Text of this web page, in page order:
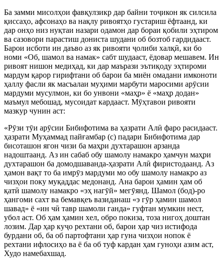
Ба замми мисолҳои фавқулзикр дар байни тоҷикон як силсила
қиссаҳо, афсонаҳо ва нақлу ривоятҳо густариш ёфтаанд, ки
дар онҳо низ нуқтаи назари одамон дар бораи қобили эҳтиром
ва сазовори парастиш дониста шудани об бозтоб гардидааст.
Барои исботи ин даъво аз як ривояти ҷолиби халқӣ, ки бо
номи «Об, шамол ва намак» сабт шудааст, ёдовар мешавем. Ин
ривоят нишон медиҳад, ки дар маърази эътиқоду эҳтироми
мардум қарор гирифтани об барои ба миён омадани имконоти
ҳаллу фасли як масъалаи муҳими марбути маросими арӯсии
мардуми мусулмон, ки бо унвони «маҳр» ё «маҳр додан»
маъмул мебошад, мусоидат кардааст. Мӯҳтавои ривояти
мазкур чунин аст:
«Рӯзи тӯи арӯсии Бибифотима ва ҳазрати Алӣ фаро расидааст.
ҳазрати Муҳаммад пайғамбар (с) падари Бибифотима дар
бисоташон ягон чизи ба маҳри духтарашон арзанда
надоштаанд. Аз ин сабаб обу шамолу намакро ҳамчун маҳри
духтарашон ба домодшаванда-ҳазрати Алӣ фиристодаанд. Аз
ҳамон вақт то ба имрӯз мардуми мо обу шамолу намакро аз
чизҳои поку муқаддас медонанд. Ана барои ҳамин ҳам об
қатӣ шамолу намакро «эҳ нагӯй» мегӯянд. Шамол (бод)-ро
ҳангоми сахт ва бемавқеъ вазиданаш «э гӯр ҳамин шамол
шавад» ё «ин чӣ тавр шамоли ганда» гуфтан мумкин нест,
убол аст. Об ҳам ҳамин хел, обро покиза, тоза нигоҳ доштан
лозим. Дар ҳар куҷо рехтани об, барои ҳар чиз истифода
бурдани об, ба об партофтани ҳар гуна чизҳои нопок ё
рехтани ифлосиҳо ва ё ба об туф кардан ҳам гуноҳи азим аст,
Худо намебахшад.